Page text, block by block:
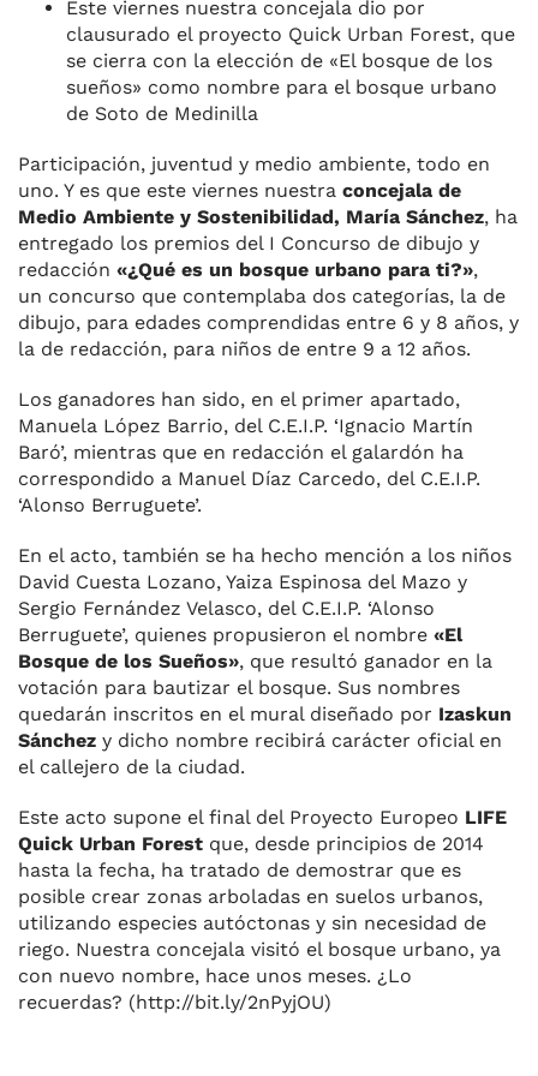
Este viernes nuestra concejala dio por
clausurado el proyecto Quick Urban Forest, que
se cierra con la elección de «El bosque de los
sueños» como nombre para el bosque urbano
de Soto de Medinilla
Participación, juventud y medio ambiente, todo en
uno. Y es que este viernes nuestra concejala de
Medio Ambiente y Sostenibilidad, María Sánchez, ha
entregado los premios del I Concurso de dibujo y
redacción «¿Qué es un bosque urbano para ti?»,
un concurso que contemplaba dos categorías, la de
dibujo, para edades comprendidas entre 6 y 8 años, y
la de redacción, para niños de entre 9 a 12 años.
Los ganadores han sido, en el primer apartado,
Manuela López Barrio, del C.E.I.P. ‘Ignacio Martín
Baró’, mientras que en redacción el galardón ha
correspondido a Manuel Díaz Carcedo, del C.E.I.P.
‘Alonso Berruguete’.
En el acto, también se ha hecho mención a los niños
David Cuesta Lozano, Yaiza Espinosa del Mazo y
Sergio Fernández Velasco, del C.E.I.P. ‘Alonso
Berruguete’, quienes propusieron el nombre «El
Bosque de los Sueños», que resultó ganador en la
votación para bautizar el bosque. Sus nombres
quedarán inscritos en el mural diseñado por Izaskun
Sánchez y dicho nombre recibirá carácter oficial en
el callejero de la ciudad.
Este acto supone el final del Proyecto Europeo LIFE
Quick Urban Forest que, desde principios de 2014
hasta la fecha, ha tratado de demostrar que es
posible crear zonas arboladas en suelos urbanos,
utilizando especies autóctonas y sin necesidad de
riego. Nuestra concejala visitó el bosque urbano, ya
con nuevo nombre, hace unos meses. ¿Lo
recuerdas? (http://bit.ly/2nPyjOU)